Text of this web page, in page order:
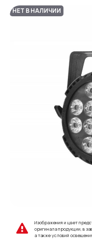
НЕТ В НАЛИЧИИ
Изображения и цвет
оригинала продукции, в
а также условий